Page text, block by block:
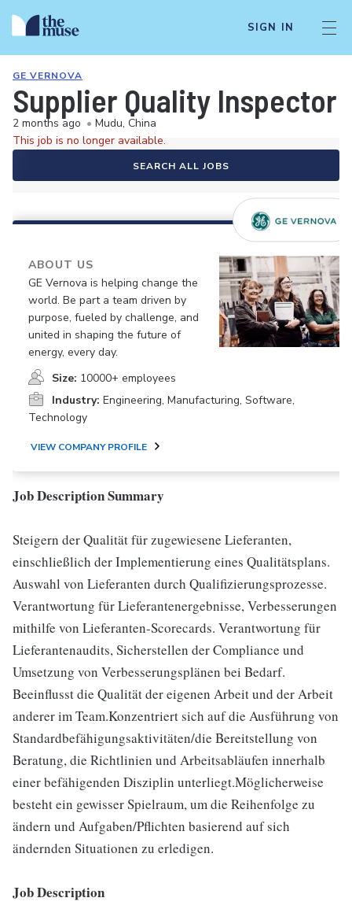
SIGN IN
GE VERNOVA
Supplier Quality Inspector
2 months ago • Mudu, China
This job is no longer available.
SEARCH ALL JOBS
ABOUT US
GE Vernova is helping change the
world. Be part a team driven by
purpose, fueled by challenge, and
united in shaping the future of
energy, every day.
Size: 10000+ employees
Industry: Engineering, Manufacturing, Software,
Technology
VIEW COMPANY PROFILE
Job Description Summary
Steigern der Qualität für zugewiesene Lieferanten,
einschließlich der Implementierung eines Qualitätsplans.
Auswahl von Lieferanten durch Qualifizierungsprozesse.
Verantwortung für Lieferantenergebnisse, Verbesserungen
mithilfe von Lieferanten-Scorecards. Verantwortung für
Lieferantenaudits, Sicherstellen der Compliance und
Umsetzung von Verbesserungsplänen bei Bedarf.
Beeinflusst die Qualität der eigenen Arbeit und der Arbeit
anderer im Team.Konzentriert sich auf die Ausführung von
Standardbefähigungsaktivitäten/die Bereitstellung von
Beratung, die Richtlinien und Arbeitsabläufen innerhalb
einer befähigenden Disziplin unterliegt.Möglicherweise
besteht ein gewisser Spielraum, um die Reihenfolge zu
ändern und Aufgaben/Pflichten basierend auf sich
ändernden Situationen zu erledigen.
Job Description